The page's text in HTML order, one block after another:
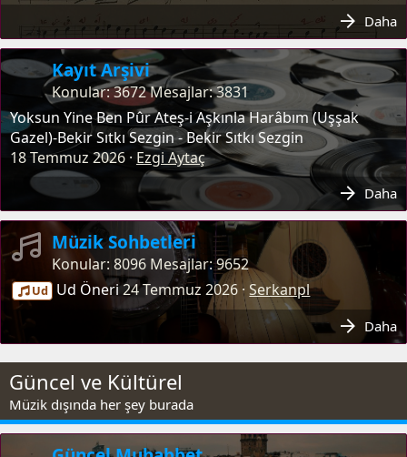
Yarda Mı Ağyarda Mı Ya
Sende Mi Cürm Ü Kusur - İbrahim Efendi
(Mısırlı-udi) - Uşşak
30 Temmuz 2026
Mete H Güler
Eya Şah-ı Serir-i Istıfa Ol Rütbe Ekremsin -
Abdullah Uysal - Uşşak
28 Temmuz 2026
nihavend
Derd-mendim Mücrimim Dermane
Geldim Ya Resul - Abdullah Uysal -
Buselik
28 Temmuz 2026 nihavend
Sözlü Eser Kurulsun Bezm-i İşret
Sakıya Peymaneler Dönsün - Bimen Şen
- Dergazaryan - Kürdili Hicazkar
hamshetsi
Sözlü Eser Kalet ve Kalbi Min
Levahıziha - Belirsiz - Suzinak
26 Temmuz 2026
Ey Padişah-ı Padişahan Mevlana -
Daha
Kayıt Arşivi
Konular 3672Mesajlar 3831
Daha
Yoksun Yine Ben Pûr Ateş-i Aşkınla Harâbım (Uşşak
Gazel)-Bekir Sıtkı Sezgin - Bekir Sıtkı Sezgin
18 Temmuz 2026 Ezgi Aytaç
Müzik Sohbetleri
Konular 8096 Mesajlar 9652
Daha
Ud Ud Öneri 24 Temmuz 2026 Serkanpl
Güncel ve Kültürel
Müzik dışında her şey burada